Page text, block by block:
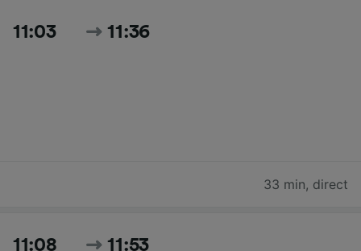
11:03 11:36
33 min, direct
11:08 11:53